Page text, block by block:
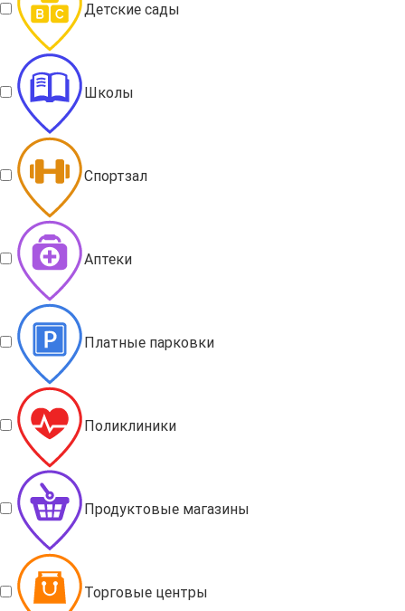
Детские сады
Школы
Спортзал
Аптеки
Платные парковки
Поликлиники
Продуктовые магазины
Торговые центры